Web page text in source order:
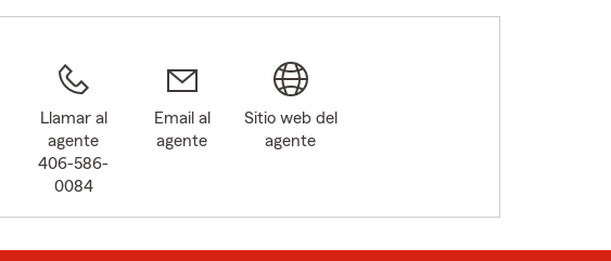
Llamar al
agente
406-586-
0084
Email al
agente
Sitio web del
agente